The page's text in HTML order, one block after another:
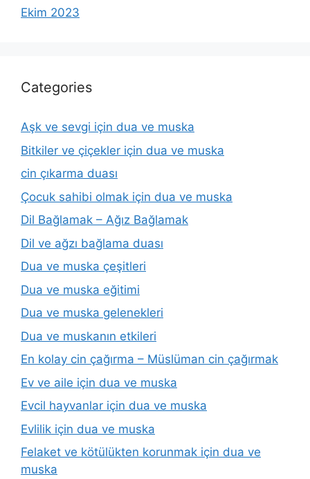
Ekim 2023
Categories
Aşk ve sevgi için dua ve muska
Bitkiler ve çiçekler için dua ve muska
cin çıkarma duası
Çocuk sahibi olmak için dua ve muska
Dil Bağlamak – Ağız Bağlamak
Dil ve ağzı bağlama duası
Dua ve muska çeşitleri
Dua ve muska eğitimi
Dua ve muska gelenekleri
Dua ve muskanın etkileri
En kolay cin çağırma – Müslüman cin çağırmak
Ev ve aile için dua ve muska
Evcil hayvanlar için dua ve muska
Evlilik için dua ve muska
Felaket ve kötülükten korunmak için dua ve
muska